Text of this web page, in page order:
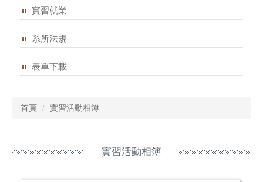
實習就業
系所法規
表單下載
首頁 實習活動相簿
實習活動相簿